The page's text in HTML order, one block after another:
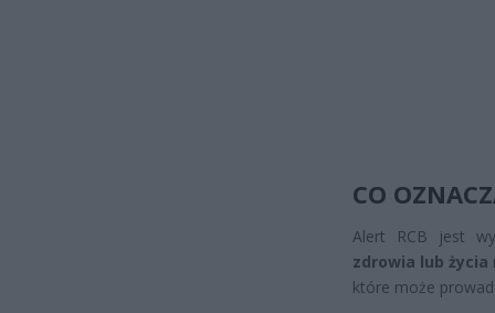
CO
Alert RCB jest
zdrowia lub życia
które może